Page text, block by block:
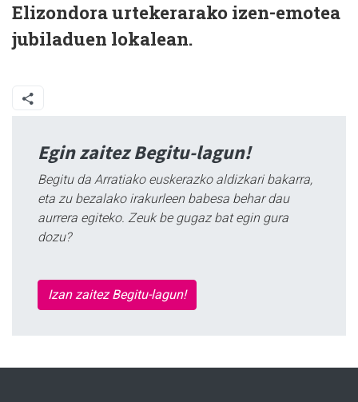
Elizondora urtekerarako izen-emotea
jubiladuen lokalean.
Egin zaitez Begitu-lagun!
Begitu da Arratiako euskerazko aldizkari bakarra,
eta zu bezalako irakurleen babesa behar dau
aurrera egiteko. Zeuk be gugaz bat egin gura
dozu?
Izan zaitez Begitu-lagun!